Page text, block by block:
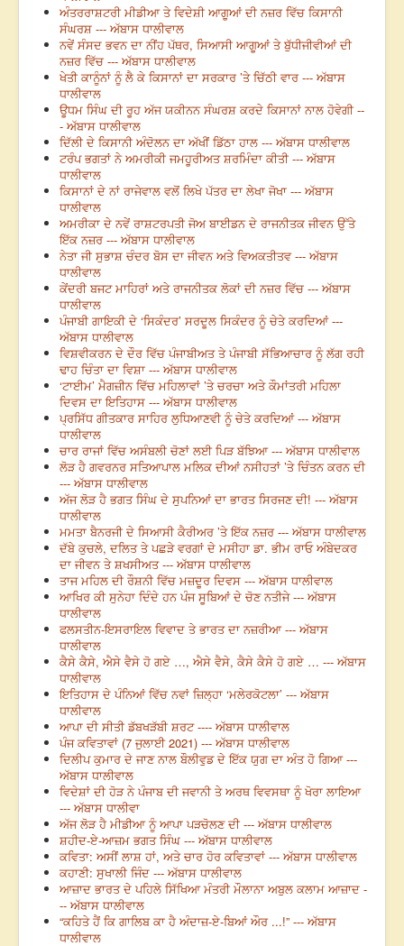
ਅੰਤਰਰਾਸ਼ਟਰੀ ਮੀਡੀਆ ਤੇ ਵਿਦੇਸ਼ੀ ਆਗੂਆਂ ਦੀ ਨਜ਼ਰ ਵਿੱਚ ਕਿਸਾਨੀ
ਸੰਘਰਸ਼ --- ਅੱਬਾਸ ਧਾਲੀਵਾਲ
ਨਵੇਂ ਸੰਸਦ ਭਵਨ ਦਾ ਨੀਂਹ ਪੱਥਰ, ਸਿਆਸੀ ਆਗੂਆਂ ਤੇ ਬੁੱਧੀਜੀਵੀਆਂ ਦੀ
ਨਜ਼ਰ ਵਿੱਚ --- ਅੱਬਾਸ ਧਾਲੀਵਾਲ
ਖੇਤੀ ਕਾਨੂੰਨਾਂ ਨੂੰ ਲੈ ਕੇ ਕਿਸਾਨਾਂ ਦਾ ਸਰਕਾਰ ’ਤੇ ਚਿੱਠੀ ਵਾਰ --- ਅੱਬਾਸ
ਧਾਲੀਵਾਲ
ਊਧਮ ਸਿੰਘ ਦੀ ਰੂਹ ਅੱਜ ਯਕੀਨਨ ਸੰਘਰਸ਼ ਕਰਦੇ ਕਿਸਾਨਾਂ ਨਾਲ ਹੋਵੇਗੀ --
- ਅੱਬਾਸ ਧਾਲੀਵਾਲ
ਦਿੱਲੀ ਦੇ ਕਿਸਾਨੀ ਅੰਦੋਲਨ ਦਾ ਅੱਖੀਂ ਡਿੱਠਾ ਹਾਲ --- ਅੱਬਾਸ ਧਾਲੀਵਾਲ
ਟਰੰਪ ਭਗਤਾਂ ਨੇ ਅਮਰੀਕੀ ਜਮਹੂਰੀਅਤ ਸ਼ਰਮਿੰਦਾ ਕੀਤੀ --- ਅੱਬਾਸ
ਧਾਲੀਵਾਲ
ਕਿਸਾਨਾਂ ਦੇ ਨਾਂ ਰਾਜੇਵਾਲ ਵਲੋਂ ਲਿਖੇ ਪੱਤਰ ਦਾ ਲੇਖਾ ਜੋਖਾ --- ਅੱਬਾਸ
ਧਾਲੀਵਾਲ
ਅਮਰੀਕਾ ਦੇ ਨਵੇਂ ਰਾਸ਼ਟਰਪਤੀ ਜੋਅ ਬਾਈਡਨ ਦੇ ਰਾਜਨੀਤਕ ਜੀਵਨ ਉੱਤੇ
ਇੱਕ ਨਜ਼ਰ --- ਅੱਬਾਸ ਧਾਲੀਵਾਲ
ਨੇਤਾ ਜੀ ਸੁਭਾਸ਼ ਚੰਦਰ ਬੋਸ ਦਾ ਜੀਵਨ ਅਤੇ ਵਿਅਕਤੀਤਵ --- ਅੱਬਾਸ
ਧਾਲੀਵਾਲ
ਕੇਂਦਰੀ ਬਜਟ ਮਾਹਿਰਾਂ ਅਤੇ ਰਾਜਨੀਤਕ ਲੋਕਾਂ ਦੀ ਨਜ਼ਰ ਵਿੱਚ --- ਅੱਬਾਸ
ਧਾਲੀਵਾਲ
ਪੰਜਾਬੀ ਗਾਇਕੀ ਦੇ ‘ਸਿਕੰਦਰ’ ਸਰਦੂਲ ਸਿਕੰਦਰ ਨੂੰ ਚੇਤੇ ਕਰਦਿਆਂ ---
ਅੱਬਾਸ ਧਾਲੀਵਾਲ
ਵਿਸ਼ਵੀਕਰਨ ਦੇ ਦੌਰ ਵਿੱਚ ਪੰਜਾਬੀਅਤ ਤੇ ਪੰਜਾਬੀ ਸੱਭਿਆਚਾਰ ਨੂੰ ਲੱਗ ਰਹੀ
ਢਾਹ ਚਿੰਤਾ ਦਾ ਵਿਸ਼ਾ --- ਅੱਬਾਸ ਧਾਲੀਵਾਲ
‘ਟਾਈਮ’ ਮੈਗਜ਼ੀਨ ਵਿੱਚ ਮਹਿਲਾਵਾਂ ’ਤੇ ਚਰਚਾ ਅਤੇ ਕੌਮਾਂਤਰੀ ਮਹਿਲਾ
ਦਿਵਸ ਦਾ ਇਤਿਹਾਸ --- ਅੱਬਾਸ ਧਾਲੀਵਾਲ
ਪ੍ਰਸਿੱਧ ਗੀਤਕਾਰ ਸਾਹਿਰ ਲੁਧਿਆਣਵੀ ਨੂੰ ਚੇਤੇ ਕਰਦਿਆਂ --- ਅੱਬਾਸ
ਧਾਲੀਵਾਲ
ਚਾਰ ਰਾਜਾਂ ਵਿੱਚ ਅਸੰਬਲੀ ਚੋਣਾਂ ਲਈ ਪਿੜ ਬੱਝਿਆ --- ਅੱਬਾਸ ਧਾਲੀਵਾਲ
ਲੋੜ ਹੈ ਗਵਰਨਰ ਸਤਿਆਪਾਲ ਮਲਿਕ ਦੀਆਂ ਨਸੀਹਤਾਂ ’ਤੇ ਚਿੰਤਨ ਕਰਨ ਦੀ
--- ਅੱਬਾਸ ਧਾਲੀਵਾਲ
ਅੱਜ ਲੋੜ ਹੈ ਭਗਤ ਸਿੰਘ ਦੇ ਸੁਪਨਿਆਂ ਦਾ ਭਾਰਤ ਸਿਰਜਣ ਦੀ! --- ਅੱਬਾਸ
ਧਾਲੀਵਾਲ
ਮਮਤਾ ਬੈਨਰਜੀ ਦੇ ਸਿਆਸੀ ਕੈਰੀਅਰ ’ਤੇ ਇੱਕ ਨਜ਼ਰ --- ਅੱਬਾਸ ਧਾਲੀਵਾਲ
ਦੱਬੇ ਕੁਚਲੇ, ਦਲਿਤ ਤੇ ਪਛੜੇ ਵਰਗਾਂ ਦੇ ਮਸੀਹਾ ਡਾ. ਭੀਮ ਰਾਓ ਅੰਬੇਦਕਰ
ਦਾ ਜੀਵਨ ਤੇ ਸ਼ਖਸੀਅਤ --- ਅੱਬਾਸ ਧਾਲੀਵਾਲ
ਤਾਜ ਮਹਿਲ ਦੀ ਰੌਸ਼ਨੀ ਵਿੱਚ ਮਜ਼ਦੂਰ ਦਿਵਸ --- ਅੱਬਾਸ ਧਾਲੀਵਾਲ
ਆਖਿਰ ਕੀ ਸੁਨੇਹਾ ਦਿੰਦੇ ਹਨ ਪੰਜ ਸੂਬਿਆਂ ਦੇ ਚੋਣ ਨਤੀਜੇ --- ਅੱਬਾਸ
ਧਾਲੀਵਾਲ
ਫਲਸਤੀਨ-ਇਸਰਾਇਲ ਵਿਵਾਦ ਤੇ ਭਾਰਤ ਦਾ ਨਜ਼ਰੀਆ --- ਅੱਬਾਸ
ਧਾਲੀਵਾਲ
ਕੈਸੇ ਕੈਸੇ, ਐਸੇ ਵੈਸੇ ਹੋ ਗਏ …, ਐਸੇ ਵੈਸੇ, ਕੈਸੇ ਕੈਸੇ ਹੋ ਗਏ … --- ਅੱਬਾਸ
ਧਾਲੀਵਾਲ
ਇਤਿਹਾਸ ਦੇ ਪੰਨਿਆਂ ਵਿੱਚ ਨਵਾਂ ਜ਼ਿਲ੍ਹਾ ‘ਮਲੇਰਕੋਟਲਾ’ --- ਅੱਬਾਸ
ਧਾਲੀਵਾਲ
ਆਪਾ ਦੀ ਸੀਤੀ ਡੱਬਖੜੱਬੀ ਸ਼ਰਟ ---- ਅੱਬਾਸ ਧਾਲੀਵਾਲ
ਪੰਜ ਕਵਿਤਾਵਾਂ (7 ਜੁਲਾਈ 2021) --- ਅੱਬਾਸ ਧਾਲੀਵਾਲ
ਦਿਲੀਪ ਕੁਮਾਰ ਦੇ ਜਾਣ ਨਾਲ ਬੌਲੀਵੁਡ ਦੇ ਇੱਕ ਯੁਗ ਦਾ ਅੰਤ ਹੋ ਗਿਆ ---
ਅੱਬਾਸ ਧਾਲੀਵਾਲ
ਵਿਦੇਸ਼ਾਂ ਦੀ ਹੋੜ ਨੇ ਪੰਜਾਬ ਦੀ ਜਵਾਨੀ ਤੇ ਅਰਥ ਵਿਵਸਥਾ ਨੂੰ ਖੋਰਾ ਲਾਇਆ
--- ਅੱਬਾਸ ਧਾਲੀਵਾ
ਅੱਜ ਲੋੜ ਹੈ ਮੀਡੀਆ ਨੂੰ ਆਪਾ ਪੜਚੋਲਣ ਦੀ --- ਅੱਬਾਸ ਧਾਲੀਵਾਲ
ਸ਼ਹੀਦ-ਏ-ਆਜ਼ਮ ਭਗਤ ਸਿੰਘ --- ਅੱਬਾਸ ਧਾਲੀਵਾਲ
ਕਵਿਤਾ: ਅਸੀਂ ਲਾਸ਼ ਹਾਂ, ਅਤੇ ਚਾਰ ਹੋਰ ਕਵਿਤਾਵਾਂ --- ਅੱਬਾਸ ਧਾਲੀਵਾਲ
ਕਹਾਣੀ: ਸੁਖਾਲੀ ਜਿੰਦ --- ਅੱਬਾਸ ਧਾਲੀਵਾਲ
ਆਜ਼ਾਦ ਭਾਰਤ ਦੇ ਪਹਿਲੇ ਸਿੱਖਿਆ ਮੰਤਰੀ ਮੌਲਾਨਾ ਅਬੁਲ ਕਲਾਮ ਆਜ਼ਾਦ -
-- ਅੱਬਾਸ ਧਾਲੀਵਾਲ
“ਕਹਿਤੇ ਹੈਂ ਕਿ ਗਾਲਿਬ ਕਾ ਹੈ ਅੰਦਾਜ਼-ਏ-ਬਿਆਂ ਔਰ ...!” --- ਅੱਬਾਸ
ਧਾਲੀਵਾਲ